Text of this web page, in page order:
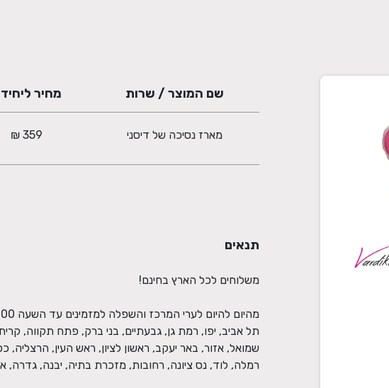
שם המוצר / שרות מחיר
מארז נסיכה של דיסני 359 ₪
תנאים
תל אביב, יפו, רמת גן, גבעתיים, בני ברק, פתח תקווה,
שמואל, אזור, באר יעקב, ראשון לציון, ראש העין,